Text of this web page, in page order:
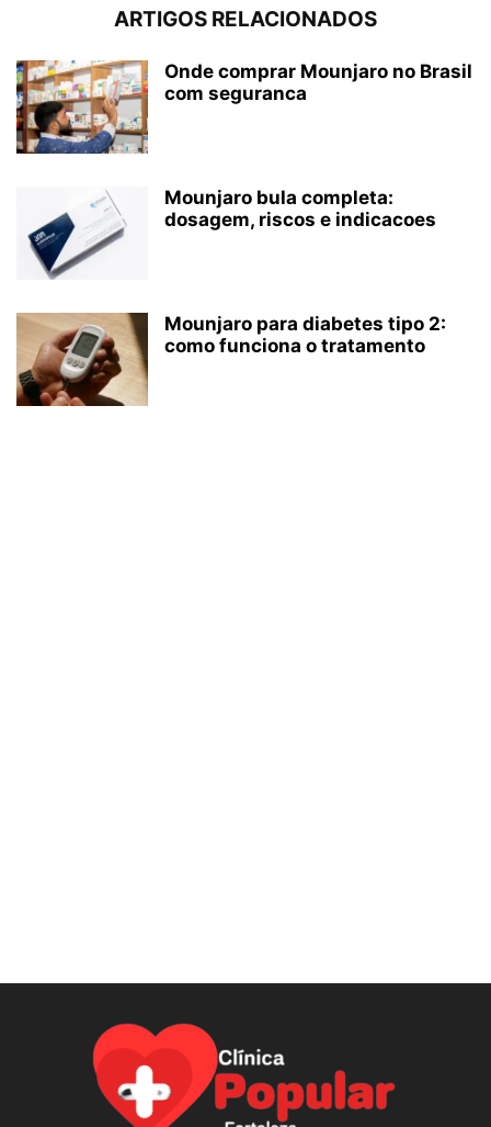
ARTIGOS RELACIONADOS
Onde comprar Mounjaro no Brasil
com seguranca
Mounjaro bula completa:
dosagem, riscos e indicacoes
Mounjaro para diabetes tipo 2:
como funciona o tratamento